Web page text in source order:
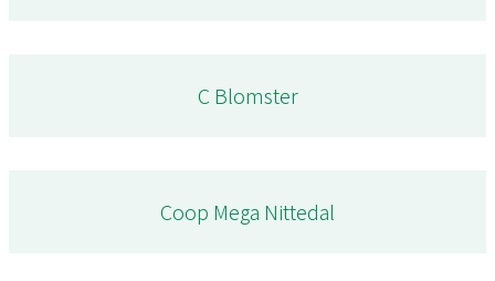
C Blomster
Coop Mega Nittedal